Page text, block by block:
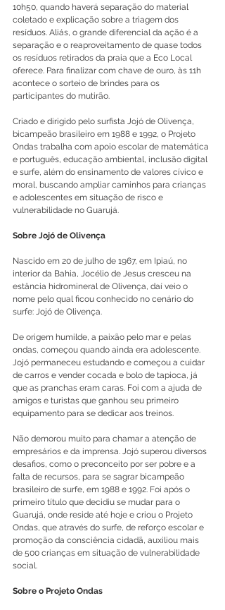
10h50, quando haverá separação do material
coletado e explicação sobre a triagem dos
resíduos. Aliás, o grande diferencial da ação é a
separação e o reaproveitamento de quase todos
os resíduos retirados da praia que a Eco Local
oferece. Para finalizar com chave de ouro, às 11h
acontece o sorteio de brindes para os
participantes do mutirão.
Criado e dirigido pelo surfista Jojó de Olivença,
bicampeão brasileiro em 1988 e 1992, o Projeto
Ondas trabalha com apoio escolar de matemática
e português, educação ambiental, inclusão digital
e surfe, além do ensinamento de valores cívico e
moral, buscando ampliar caminhos para crianças
e adolescentes em situação de risco e
vulnerabilidade no Guarujá.
Sobre Jojó de Olivença
Nascido em 20 de julho de 1967, em Ipiaú, no
interior da Bahia, Jocélio de Jesus cresceu na
estância hidromineral de Olivença, daí veio o
nome pelo qual ficou conhecido no cenário do
surfe: Jojó de Olivença.
De origem humilde, a paixão pelo mar e pelas
ondas, começou quando ainda era adolescente.
Jojó permaneceu estudando e começou a cuidar
de carros e vender cocada e bolo de tapioca, já
que as pranchas eram caras. Foi com a ajuda de
amigos e turistas que ganhou seu primeiro
equipamento para se dedicar aos treinos.
Não demorou muito para chamar a atenção de
empresários e da imprensa. Jojó superou diversos
desafios, como o preconceito por ser pobre e a
falta de recursos, para se sagrar bicampeão
brasileiro de surfe, em 1988 e 1992. Foi após o
primeiro título que decidiu se mudar para o
Guarujá, onde reside até hoje e criou o Projeto
Ondas, que através do surfe, de reforço escolar e
promoção da consciência cidadã, auxiliou mais
de 500 crianças em situação de vulnerabilidade
social.
Sobre o Projeto Ondas